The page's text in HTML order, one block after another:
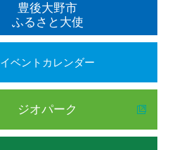
豊後大野市
ふるさと大使
イベントカレンダー
ジオパーク